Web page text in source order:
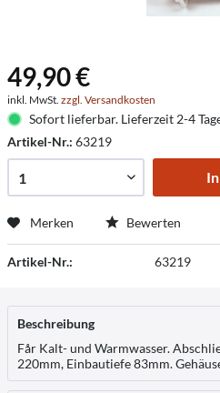
49,90 €
inkl. MwSt. zzgl. Versandkosten
Sofort lieferbar. Lieferzeit 2-4
Artikel-Nr.: 63219
Merken Bewerten
Artikel-Nr.: 63219
Beschreibung
Får Kalt- und Warmwasser.
220mm, Einbautiefe 83mm.